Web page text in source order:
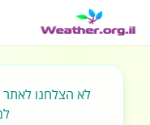
לא הצלחנו